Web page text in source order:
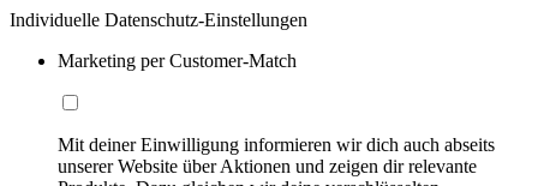
Individuelle Datenschutz-Einstellungen
Marketing per Customer-Match
Mit deiner Einwilligung informieren wir dich auch abseits
unserer Website über Aktionen und zeigen dir relevante